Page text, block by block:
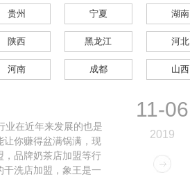
贵州 宁夏 湖南
陕西 黑龙江 河北
河南 成都 山西
业在近年来发展的也是
你赚得盆满锅满，现
品牌奶茶店加盟等行
洗店加盟，象王是一
11-06
2019